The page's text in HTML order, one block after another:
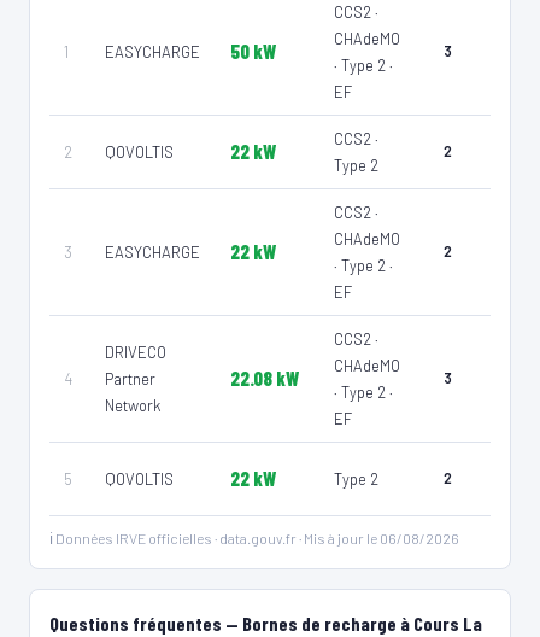
1 EASYCHARGE 50 kW
CCS2 ·
CHAdeMO
· Type 2 ·
EF
3
2 QOVOLTIS 22 kW
CCS2 ·
Type 2
2
3 EASYCHARGE 22 kW
CCS2 ·
CHAdeMO
· Type 2 ·
EF
2
4
DRIVECO
Partner
Network
22.08 kW
CCS2 ·
CHAdeMO
· Type 2 ·
EF
3
5 QOVOLTIS 22 kW Type 2 2
ℹ️ Données IRVE officielles · data.gouv.fr · Mis à jour le 06/08/2026
Questions fréquentes — Bornes de recharge à Cours La